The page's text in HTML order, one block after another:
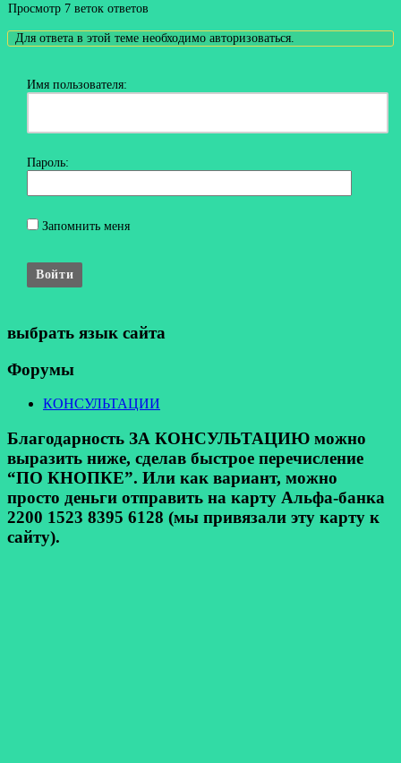
Просмотр 7 веток ответов
Для ответа в этой теме необходимо авторизоваться.
Имя пользователя:
Пароль:
Запомнить меня
Войти
выбрать язык сайта
Форумы
КОНСУЛЬТАЦИИ
Благодарность ЗА КОНСУЛЬТАЦИЮ можно
выразить ниже, сделав быстрое перечисление
“ПО КНОПКЕ”. Или как вариант, можно
просто деньги отправить на карту Альфа-банка
2200 1523 8395 6128 (мы привязали эту карту к
сайту).